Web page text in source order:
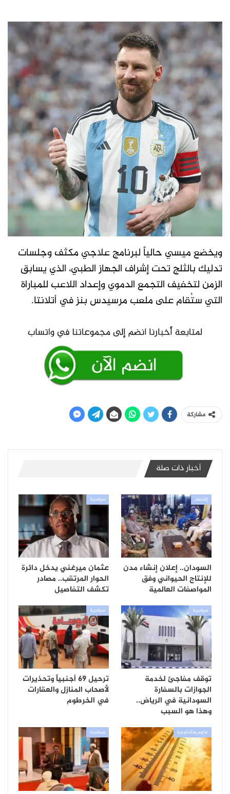
ويخضع ميسي حالياً لبرنامج علاجي مكثف وجلسات
تدليك بالثلج تحت إشراف الجهاز الطبي، الذي يسابق
الزمن لتخفيف التجمع الدموي وإعداد اللاعب للمباراة
التي ستُقام على ملعب مرسيدس بنز في أتلانتا.
مشاركة
أخبار ذات صلة
إقتصاد
السودان.. إعلان إنشاء مدن
للإنتاج الحيواني وفق
المواصفات العالمية
سياسية
عثمان ميرغني يدخل دائرة
الحوار المرتقب.. مصادر
تكشف التفاصيل
سياسية
توقف مفاجئ لخدمة
الجوازات بالسفارة
السودانية في الرياض..
وهذا هو السبب
سياسية
ترحيل 69 أجنبياً وتحذيرات
لأصحاب المنازل والعقارات
في الخرطوم
علوم وتكنلوجيا سياسية